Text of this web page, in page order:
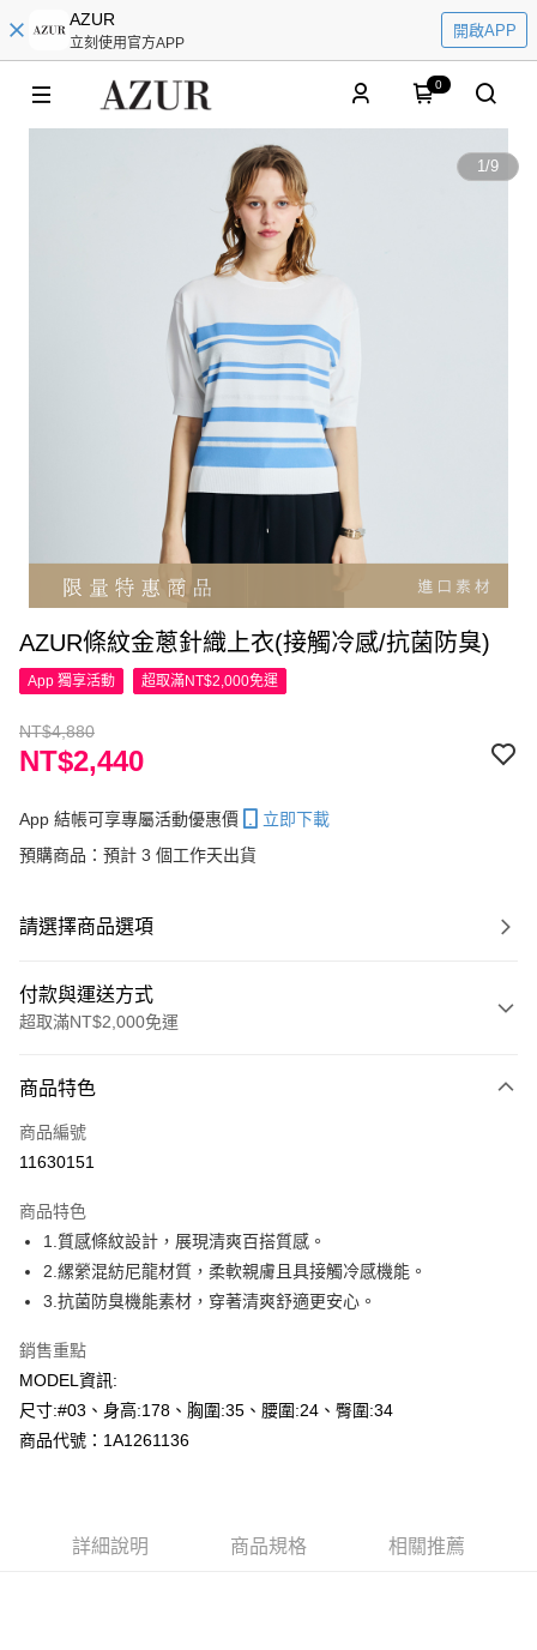
AZUR
立刻使用官方APP
開啟APP
0
1/9
AZUR條紋金蔥針織上衣(接觸冷感/抗菌防臭)
App 獨享活動 超取滿NT$2,000免運
NT$4,880
NT$2,440
App 結帳可享專屬活動優惠價
立即下載
預購商品：預計 3 個工作天出貨
請選擇商品選項
付款與運送方式
超取滿NT$2,000免運
信用卡一次付款
超商取貨付款
Apple Pay
悠遊付
全盈+PAY
AFTEE先享後付
相關說明
１．簡單：不需註冊會員、不需綁卡、不需儲值。
２．便利：只要手機號碼，簡訊認證，即可結帳。
全家--滿2000元免運
商品特色
商品編號
11630151
商品特色
1.質感條紋設計，展現清爽百搭質感。
2.縲縈混紡尼龍材質，柔軟親膚且具接觸冷感機能。
3.抗菌防臭機能素材，穿著清爽舒適更安心。
銷售重點
MODEL資訊:
尺寸:#03、身高:178、胸圍:35、腰圍:24、臀圍:34
商品代號：1A1261136
詳細說明 商品規格 相關推薦